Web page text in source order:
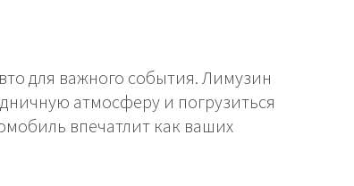
для важного события. Лимузин
атмосферу и погрузиться
впечатлит как ваших